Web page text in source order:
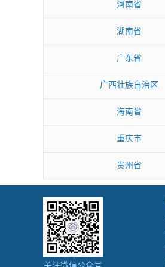
河南省
湖南省
广东省
广西壮族自治区
海南省
重庆市
贵州省